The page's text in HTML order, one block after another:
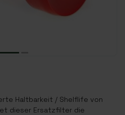
Haltbarkeit / Shelflife von
dieser Ersatzfilter die